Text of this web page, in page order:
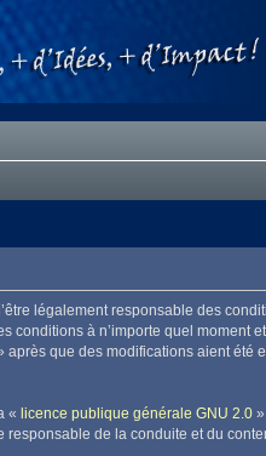
légalement responsable des
conditions à n’importe quel moment
que des modifications aient été
«licence publique générale GNU 2.0
de la conduite et du